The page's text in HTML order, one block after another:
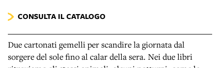
CONSULTA IL CATALOGO
Due cartonati gemelli per scandire la giornata dal
sorgere del sole fino al calar della sera. Nei due libri